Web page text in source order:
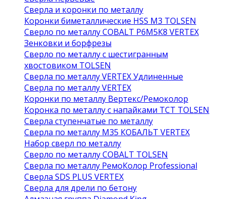
Сверла и коронки по металлу
Коронки биметаллические HSS M3 TOLSEN
Сверло по металлу COBALT Р6М5К8 VERTEX
Зенковки и борфрезы
Сверло по металлу с шестигранным
хвостовиком TOLSEN
Сверла по металлу VERTEX Удлиненные
Сверла по металлу VERTEX
Коронки по металлу Вертекс/Ремоколор
Коронка по металлу с напайками TCT TOLSEN
Сверла ступенчатые по металлу
Сверла по металлу М35 КОБАЛЬТ VERTEX
Набор сверл по металлу
Сверло по металлу COBALT TOLSEN
Сверла по металлу РемоКолор Professional
Сверла SDS PLUS VERTEX
Сверла для дрели по бетону